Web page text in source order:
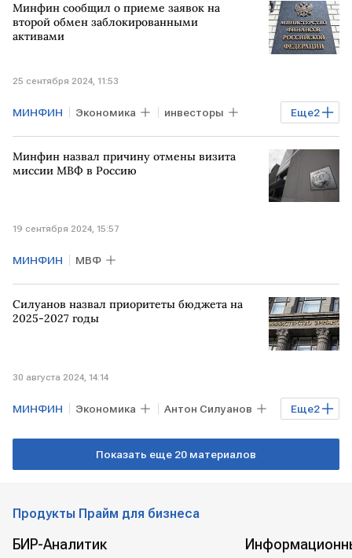
Минфин сообщил о приеме заявок на
второй обмен заблокированными
активами
25 сентября 2024, 11:53
Еще2
МИНФИН Экономика инвесторы
активы обмен
Минфин назвал причину отмены визита
миссии МВФ в Россию
19 сентября 2024, 15:57
МИНФИН МВФ
Силуанов назвал приоритеты бюджета на
2025-2027 годы
30 августа 2024, 14:14
Еще2
МИНФИН Экономика Антон Силуанов
бюджет
государственный бюджет
Показать еще 20 материалов
Продукты Прайм для бизнеса
БИР-Аналитик